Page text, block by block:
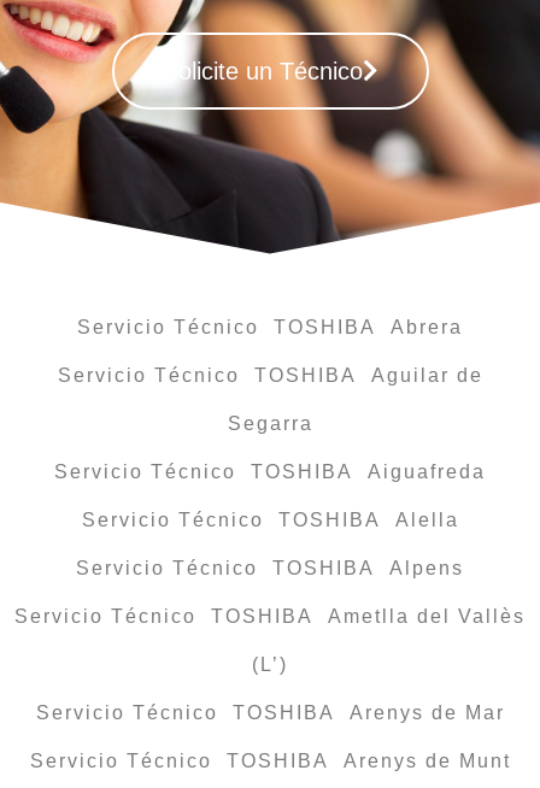
Solicite un Técnico
Servicio Técnico TOSHIBA Abrera
Servicio Técnico TOSHIBA Aguilar de
Segarra
Servicio Técnico TOSHIBA Aiguafreda
Servicio Técnico TOSHIBA Alella
Servicio Técnico TOSHIBA Alpens
Servicio Técnico TOSHIBA Ametlla del Vallès
(L’)
Servicio Técnico TOSHIBA Arenys de Mar
Servicio Técnico TOSHIBA Arenys de Munt